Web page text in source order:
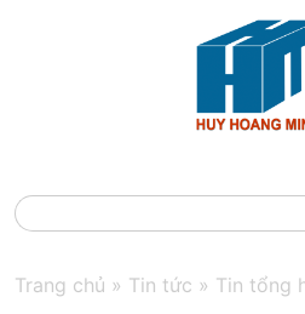
Trang chủ » Tin tức » Tin tổng